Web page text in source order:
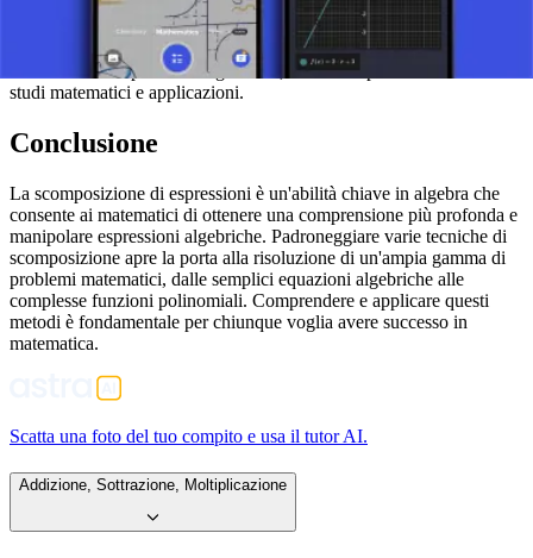
La scomposizione di espressioni è essenziale per risolvere equazioni
algebriche, analizzare funzioni e semplificare espressioni complesse.
Questa tecnica consente anche una migliore comprensione della
struttura delle espressioni algebriche, il che è importante in ulteriori
studi matematici e applicazioni.
Conclusione
La scomposizione di espressioni è un'abilità chiave in algebra che
consente ai matematici di ottenere una comprensione più profonda e
manipolare espressioni algebriche. Padroneggiare varie tecniche di
scomposizione apre la porta alla risoluzione di un'ampia gamma di
problemi matematici, dalle semplici equazioni algebriche alle
complesse funzioni polinomiali. Comprendere e applicare questi
metodi è fondamentale per chiunque voglia avere successo in
matematica.
Scatta una foto del tuo compito e usa il tutor AI.
Addizione, Sottrazione, Moltiplicazione